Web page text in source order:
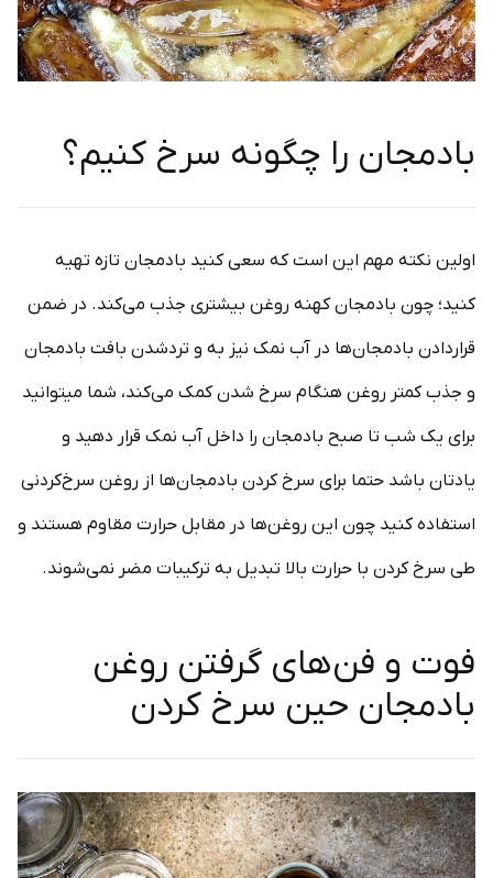
بادمجان را چگونه سرخ کنیم؟
اولین نکته مهم این است که سعی کنید بادمجان تازه تهیه
کنید؛ چون بادمجان کهنه روغن بیشتری جذب می‌کند. در ضمن
قراردادن بادمجان‌ها در آب نمک نیز به و تردشدن بافت بادمجان
و جذب کمتر روغن هنگام سرخ شدن کمک می‌کند، شما می‎توانید
برای یک شب تا صبح بادمجان را داخل آب نمک قرار دهید و
یادتان باشد حتما برای سرخ کردن بادمجان‌ها از روغن سرخ‌کردنی
استفاده کنید چون این روغن‌ها در مقابل حرارت مقاوم هستند و
طی سرخ کردن با حرارت بالا تبدیل به ترکیبات مضر نمی‌شوند.
فوت و فن‌های گرفتن روغن
بادمجان حین سرخ کردن